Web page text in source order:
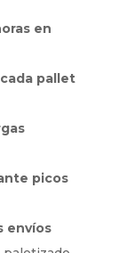
en
pallet
picos
envíos